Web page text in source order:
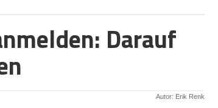
Darauf
Autor: Erik Renk